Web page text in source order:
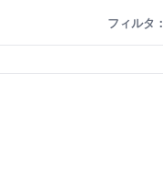
フィルタ：